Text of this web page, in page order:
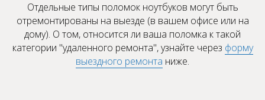
Отдельные типы поломок ноутбуков могут быть
отремонтированы на выезде (в вашем офисе или на
дому). О том, относится ли ваша поломка к такой
категории "удаленного ремонта", узнайте через форму
выездного ремонта ниже.